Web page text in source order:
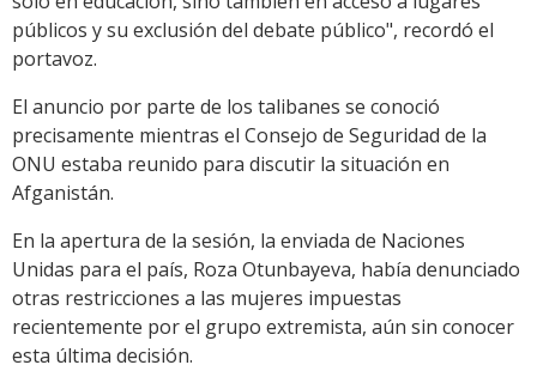
públicos y su exclusión del debate público", recordó el
portavoz.
El anuncio por parte de los talibanes se conoció
precisamente mientras el Consejo de Seguridad de la
ONU estaba reunido para discutir la situación en
Afganistán.
En la apertura de la sesión, la enviada de Naciones
Unidas para el país, Roza Otunbayeva, había denunciado
otras restricciones a las mujeres impuestas
recientemente por el grupo extremista, aún sin conocer
esta última decisión.